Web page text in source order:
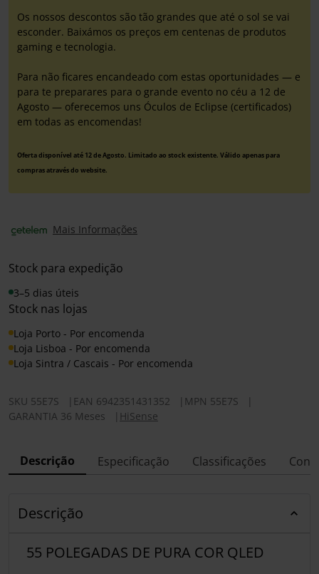
Os nossos descontos são tão grandes que até o sol se vai
esconder. Baixámos os preços em centenas de produtos
gaming e tecnologia.
Para não ficares encandeado com estas oportunidades — e
para te preparares para o grande evento no céu a 12 de
Agosto — oferecemos uns Óculos de Eclipse (certificados)
em todas as encomendas!
Oferta disponível até 12 de Agosto. Limitado ao stock existente. Válido apenas para
compras através do website.
Mais Informações
Stock para expedição
3–5 dias úteis
Stock nas lojas
Loja Porto - Por encomenda
Loja Lisboa - Por encomenda
Loja Sintra / Cascais - Por encomenda
SKU 55E7S EAN 6942351431352 MPN 55E7S
GARANTIA 36 Meses
HiSense
Descrição Especificação Classificações
Descrição
55 POLEGADAS DE PURA COR QLED